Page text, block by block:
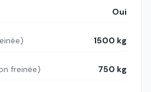
Oui
1500 kg
freinée) 750 kg